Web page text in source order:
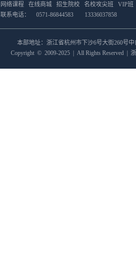
网络课程 在线商城 招生院校 名校攻尖班
VIP班
联系电话：
0571-86844583 13336037858
本部地址：浙江省杭州市下沙6号大街260号
Copyright © 2009-2025 | All Rights Reserved |